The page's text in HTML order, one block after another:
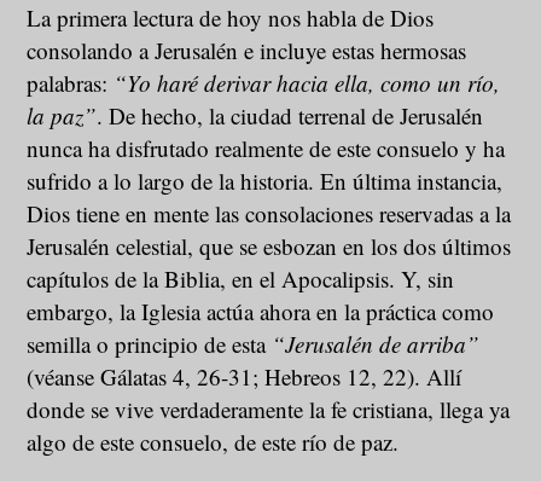
La primera lectura de hoy nos habla de Dios
consolando a Jerusalén e incluye estas hermosas
palabras: “Yo haré derivar hacia ella, como un río,
la paz”. De hecho, la ciudad terrenal de Jerusalén
nunca ha disfrutado realmente de este consuelo y ha
sufrido a lo largo de la historia. En última instancia,
Dios tiene en mente las consolaciones reservadas a la
Jerusalén celestial, que se esbozan en los dos últimos
capítulos de la Biblia, en el Apocalipsis. Y, sin
embargo, la Iglesia actúa ahora en la práctica como
semilla o principio de esta “Jerusalén de arriba”
(véanse Gálatas 4, 26-31; Hebreos 12, 22). Allí
donde se vive verdaderamente la fe cristiana, llega ya
algo de este consuelo, de este río de paz.